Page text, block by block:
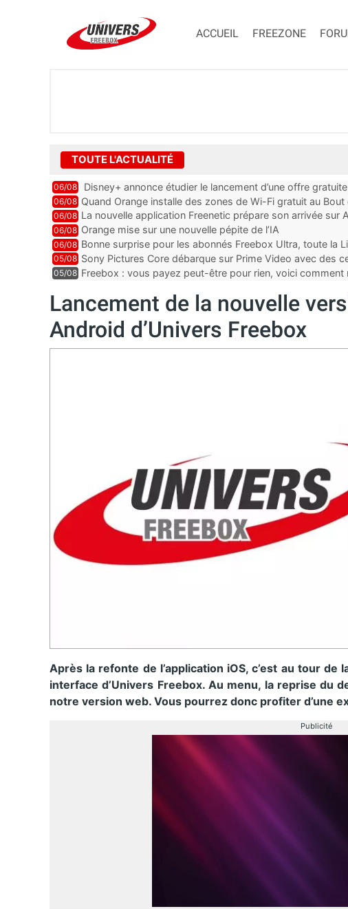
ACCUEIL FREEZONE
TOUTE L'ACTUALITÉ
06/08 Disney+ annonce étudier le lancement d’une offre gratuite
06/08 Quand Orange installe des zones de Wi-Fi gratuit au
06/08 La nouvelle application Freenetic prépare son arrivée sur
abonnés Freebox, testez la
06/08 Orange mise sur une nouvelle pépite de l’IA
06/08 Bonne surprise pour les abonnés Freebox Ultra, toute la
inclus
05/08 Sony Pictures Core débarque sur Prime Video avec des
05/08 Freebox : vous payez peut-être pour rien, voici
Lancement de la nouvelle
Android d’Univers Freebox
Après la refonte de l’application iOS, c’est au tour
interface d’Univers Freebox. Au menu, la reprise du
notre version web. Vous pourrez donc profiter d’une
Publicité